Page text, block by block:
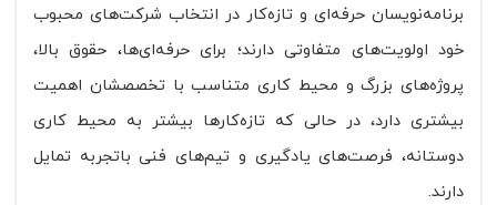
برنامه‌نویسان حرفه‌ای و تازه‌کار در انتخاب شرکت‌های محبوب
خود اولویت‌های متفاوتی دارند؛ برای حرفه‌ای‌ها، حقوق بالا،
پروژه‌های بزرگ و محیط کاری متناسب با تخصصشان اهمیت
بیشتری دارد، در حالی که تازه‌کارها بیشتر به محیط کاری
دوستانه، فرصت‌های یادگیری و تیم‌های فنی باتجربه تمایل
دارند.